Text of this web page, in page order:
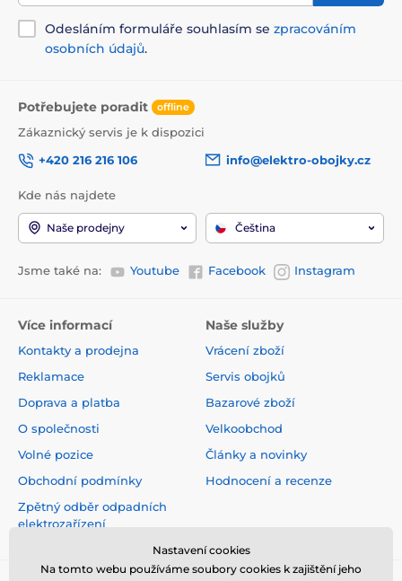
Odesláním formuláře souhlasím se zpracováním
osobních údajů.
Potřebujete poradit offline
Zákaznický servis je k dispozici
+420 216 216 106
info@elektro-obojky.cz
Kde nás najdete
Naše prodejny Čeština
Jsme také na: Youtube Facebook Instagram
Více informací
Kontakty a prodejna
Reklamace
Doprava a platba
O společnosti
Volné pozice
Obchodní podmínky
Zpětný odběr odpadních
elektrozařízení
Naše služby
Vrácení zboží
Servis obojků
Bazarové zboží
Velkoobchod
Články a novinky
Hodnocení a recenze
Nastavení cookies
Na tomto webu používáme soubory cookies k zajištění jeho